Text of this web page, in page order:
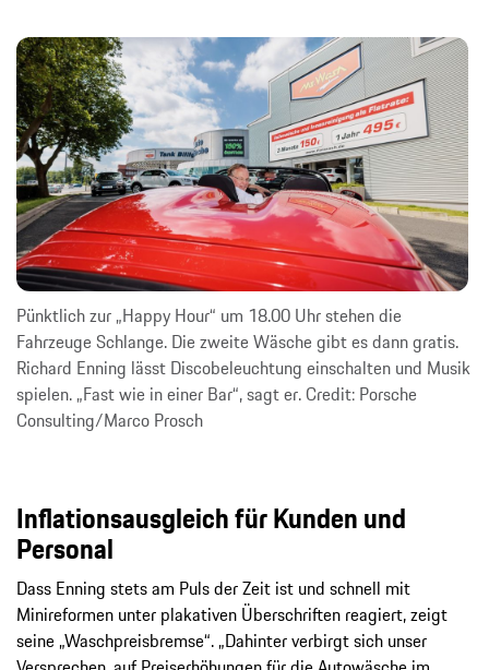
Pünktlich zur „Happy Hour“ um 18.00 Uhr stehen die
Fahrzeuge Schlange. Die zweite Wäsche gibt es dann gratis.
Richard Enning lässt Discobeleuchtung einschalten und Musik
spielen. „Fast wie in einer Bar“, sagt er. Credit: Porsche
Consulting/Marco Prosch
Inflationsausgleich für Kunden und
Personal
Dass Enning stets am Puls der Zeit ist und schnell mit
Minireformen unter plakativen Überschriften reagiert, zeigt
seine „Waschpreisbremse“. „Dahinter verbirgt sich unser